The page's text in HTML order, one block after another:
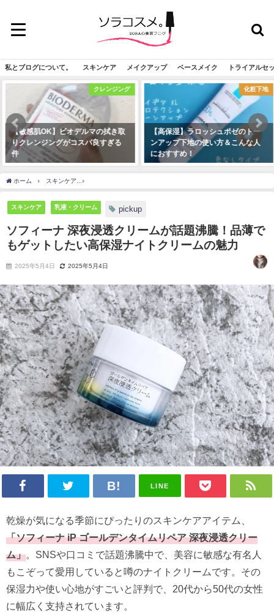
私とブログについて。 スキンケア メイクアップ ベースメイク トライアルセ
クレンジング
【敏感肌OK】ビオデルマの拭き取
りクレンジングがコスパ良すぎる
件
化粧下地
【高保湿】ラロッシュポゼのトー
ンアップ下地の使い方＆こんな人
におすすめ！
ホーム スキンケア
スキンケア 乳液・クリーム pickup
ソフィーナ 深夜浸透クリームが話題沸騰！品薄で
もゲットしたい高保湿ナイトクリームの魅力
2025年5月4日 2025年5月4日
LINE
乾燥が気になる季節にぴったりのスキンケアアイテム、
「ソフィーナ iP ゴールデンタイムリペア 深夜浸透クリー
ム」。SNSや口コミで話題沸騰中で、 美容に敏感な有名人
もこぞって愛用していると噂のナイトクリームです。その
保湿力や使い心地がすごいと評判で、 20代から50代の女性
に幅広く支持されています。